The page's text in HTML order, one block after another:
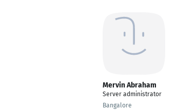
Mervin Abraham
Server administrator
Bangalore